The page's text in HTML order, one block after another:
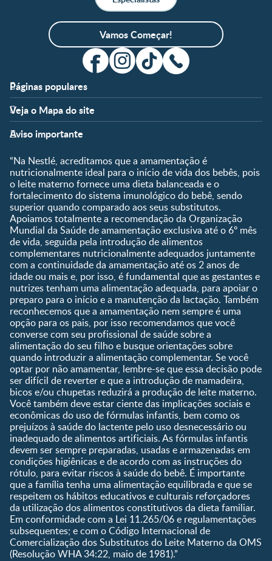
Vamos Começar!
Páginas populares
Apoio
FAQ
Nossos Artigos
Fale conosco
Clube
Shopping
Compre Agora
Veja o Mapa do site
Fases
Pré-Concepção
Gravidez
Pós-Parto
0 a 5 meses
6 a 8 meses
9 a 12 meses
1 a 3 anos
Pré-escolar
Temas
Desenvolvimento
Ser Mãe e Pai
Nutrição, Alimentação e
Saúde
Ferramentas
Quando eu ficarei fértil?
Que dia meu bebê vai
nascer?
Guia de Nomes para Bebê
Calendário de semanas de
gravidez
Calculadora de cor dos
olhos
Curva de crescimento do
bebê
Planeta dos Pais
Receitas
Aviso importante
“Na Nestlé, acreditamos que a amamentação é
nutricionalmente ideal para o início de vida dos bebês, pois
o leite materno fornece uma dieta balanceada e o
fortalecimento do sistema imunológico do bebê, sendo
superior quando comparado aos seus substitutos.
Apoiamos totalmente a recomendação da Organização
Mundial da Saúde de amamentação exclusiva até o 6º mês
de vida, seguida pela introdução de alimentos
complementares nutricionalmente adequados juntamente
com a continuidade da amamentação até os 2 anos de
idade ou mais e, por isso, é fundamental que as gestantes e
nutrizes tenham uma alimentação adequada, para apoiar o
preparo para o início e a manutenção da lactação. Também
reconhecemos que a amamentação nem sempre é uma
opção para os pais, por isso recomendamos que você
converse com seu profissional de saúde sobre a
alimentação do seu filho e busque orientações sobre
quando introduzir a alimentação complementar. Se você
optar por não amamentar, lembre-se que essa decisão pode
ser difícil de reverter e que a introdução de mamadeira,
bicos e/ou chupetas reduzirá a produção de leite materno.
Você também deve estar ciente das implicações sociais e
econômicas do uso de fórmulas infantis, bem como os
prejuízos à saúde do lactente pelo uso desnecessário ou
inadequado de alimentos artificiais. As fórmulas infantis
devem ser sempre preparadas, usadas e armazenadas em
condições higiênicas e de acordo com as instruções do
rótulo, para evitar riscos à saúde do bebê. É importante
que a família tenha uma alimentação equilibrada e que se
respeitem os hábitos educativos e culturais reforçadores
da utilização dos alimentos constitutivos da dieta familiar.
Em conformidade com a Lei 11.265/06 e regulamentações
subsequentes; e com o Código Internacional de
Comercialização dos Substitutos do Leite Materno da OMS
(Resolução WHA 34:22, maio de 1981).”